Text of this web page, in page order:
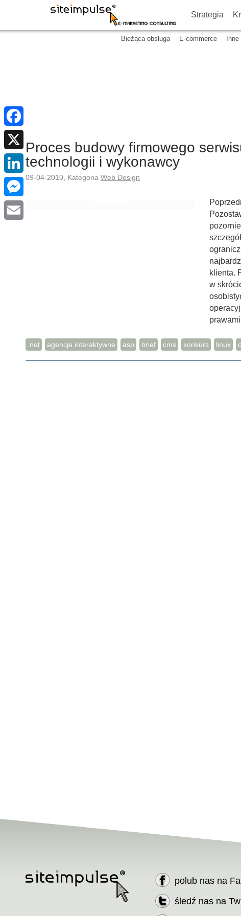
Strategia
Bieżąca obsługa E-commerce Inne
Proces budowy firmowego
technologii i wykonawcy
09-04-2010, Kategoria Web Design
klienta.
w
.net agencje interaktywne asp brief cms konkurs linux
polub nas na
śledź nas na
Facebook
X
LinkedIn
Messenger